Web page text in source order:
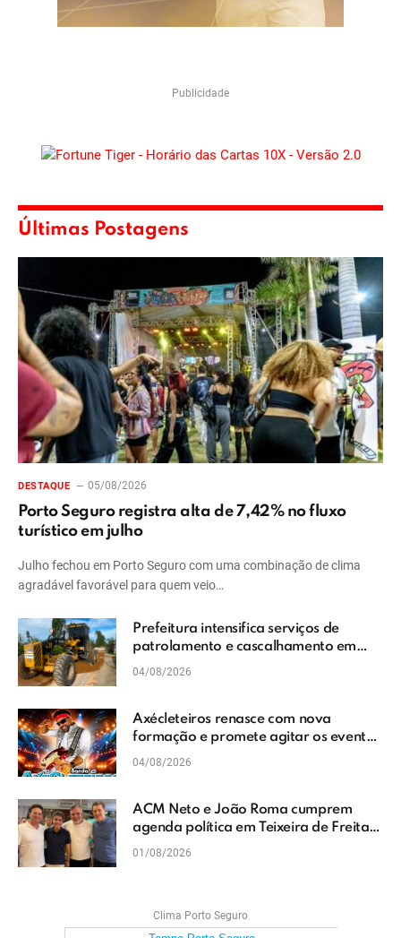
Publicidade
Últimas Postagens
DESTAQUE 05/08/2026
Porto Seguro registra alta de 7,42% no fluxo
turístico em julho
Julho fechou em Porto Seguro com uma combinação de clima
agradável favorável para quem veio…
Prefeitura intensifica serviços de
patrolamento e cascalhamento em
Vera Cruz
04/08/2026
Axécleteiros renasce com nova
formação e promete agitar os eventos
do Extremo Sul da Bahia
04/08/2026
ACM Neto e João Roma cumprem
agenda política em Teixeira de Freitas
e reforçam projeto para o Extremo Sul
01/08/2026
Clima Porto Seguro